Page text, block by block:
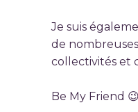
Je suis
de
collectivités et
Be My Friend 😉